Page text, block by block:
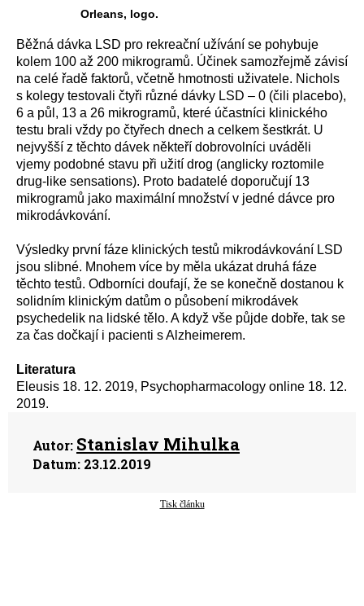
Orleans, logo.
Běžná dávka LSD pro rekreační užívání se pohybuje
kolem 100 až 200 mikrogramů. Účinek samozřejmě závisí
na celé řadě faktorů, včetně hmotnosti uživatele. Nichols
s kolegy testovali čtyři různé dávky LSD – 0 (čili placebo),
6 a půl, 13 a 26 mikrogramů, které účastníci klinického
testu brali vždy po čtyřech dnech a celkem šestkrát. U
nejvyšší z těchto dávek někteří dobrovolníci uváděli
vjemy podobné stavu při užití drog (anglicky roztomile
drug-like sensations). Proto badatelé doporučují 13
mikrogramů jako maximální množství v jedné dávce pro
mikrodávkování.
Výsledky první fáze klinických testů mikrodávkování LSD
jsou slibné. Mnohem více by měla ukázat druhá fáze
těchto testů. Odborníci doufají, že se konečně dostanou k
solidním klinickým datům o působení mikrodávek
psychedelik na lidské tělo. A když vše půjde dobře, tak se
za čas dočkají i pacienti s Alzheimerem.
Literatura
Eleusis 18. 12. 2019, Psychopharmacology online 18. 12.
2019.
Autor: Stanislav Mihulka
Datum: 23.12.2019
Tisk článku